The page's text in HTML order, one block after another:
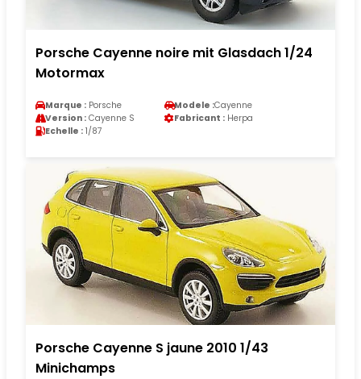
Porsche Cayenne noire mit Glasdach 1/24
Motormax
Marque : Porsche Modele :Cayenne
Version : Cayenne S Fabricant : Herpa
Echelle : 1/87
Porsche Cayenne S jaune 2010 1/43
Minichamps